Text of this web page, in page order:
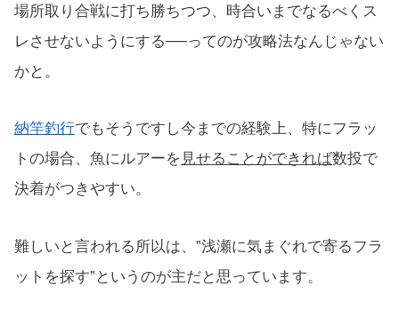
場所取り合戦に打ち勝ちつつ、時合いまでなるべくス
レさせないようにする──ってのが攻略法なんじゃない
かと。
納竿釣行でもそうですし今までの経験上、特にフラッ
トの場合、魚にルアーを 見せることができれば数投で
決着がつきやすい。
難しいと言われる所以は、”浅瀬に気まぐれで寄るフラ
ットを探す”というのが主だと思っています。